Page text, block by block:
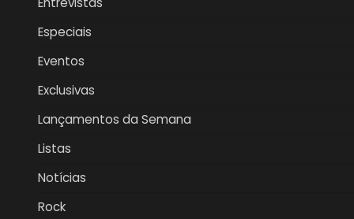
Especiais
Eventos
Exclusivas
Lançamentos da Semana
Listas
Notícias
Rock